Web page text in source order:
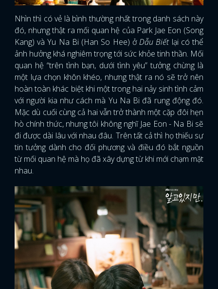
Nhìn thì có vẻ là bình thường nhất trong danh sách này
đó, nhưng thật ra mối quan hệ của Park Jae Eon (Song
Kang) và Yu Na Bi (Han So Hee) ởDẫu Biếtlại có thể
ảnh hưởng khá nghiêm trọng tới sức khỏe tinh thần. Mối
quan hệ “trên tình bạn, dưới tình yêu” tưởng chừng là
một lựa chọn khôn khéo, nhưng thật ra nó sẽ trở nên
hoàn toàn khác biệt khi một trong hai nảy sinh tình cảm
với người kia như cách mà Yu Na Bi đã rung động đó.
Mặc dù cuối cùng cả hai vẫn trở thành một cặp đôi hẹn
hò chính thức, nhưng tôi không nghĩ Jae Eon - Na Bi sẽ
đi được dài lâu với nhau đâu. Trên tất cả thì họ thiếu sự
tin tưởng dành cho đối phương và điều đó bắt nguồn
từ mối quan hệ mà họ đã xây dựng từ khi mới chạm mặt
nhau.